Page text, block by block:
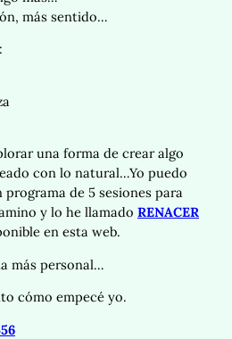
más sentido…
una forma de crear algo
con lo natural…Yo puedo
de 5 sesiones para
y lo he llamado RENACER
en esta web.
más personal…
cómo empecé yo.